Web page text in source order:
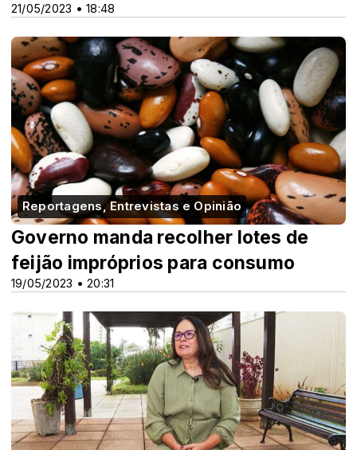
21/05/2023 • 18:48
Reportagens, Entrevistas e Opinião
19/05/2023 • 20:31
Governo manda recolher lotes de
feijão impróprios para consumo